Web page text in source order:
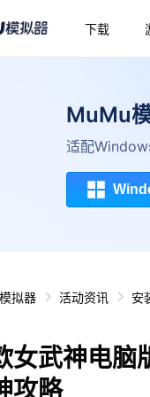
下载
MuMu
适配
拟器 活动资讯 安
女武神电脑
攻略